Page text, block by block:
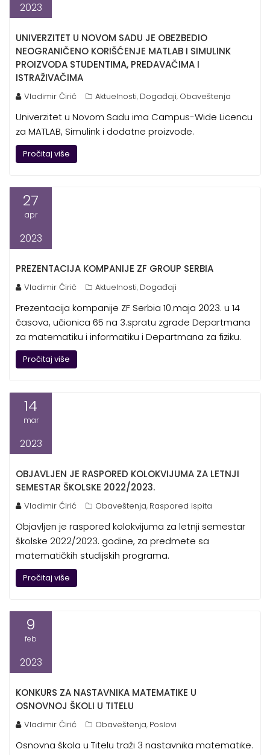
2023
UNIVERZITET U NOVOM SADU JE OBEZBEDIO
NEOGRANIČENO KORIŠĆENJE MATLAB I SIMULINK
PROIZVODA STUDENTIMA, PREDAVAČIMA I
ISTRAŽIVAČIMA
Vladimir Ćirić Aktuelnosti, Događaji, Obaveštenja
Univerzitet u Novom Sadu ima Campus-Wide Licencu
za MATLAB, Simulink i dodatne proizvode.
Pročitaj više
27
apr
2023
PREZENTACIJA KOMPANIJE ZF GROUP SERBIA
Vladimir Ćirić Aktuelnosti, Događaji
Prezentacija kompanije ZF Serbia 10.maja 2023. u 14
časova, učionica 65 na 3.spratu zgrade Departmana
za matematiku i informatiku i Departmana za fiziku.
Pročitaj više
14
mar
2023
OBJAVLJEN JE RASPORED KOLOKVIJUMA ZA LETNJI
SEMESTAR ŠKOLSKE 2022/2023.
Vladimir Ćirić Obaveštenja, Raspored ispita
Objavljen je raspored kolokvijuma za letnji semestar
školske 2022/2023. godine, za predmete sa
matematičkih studijskih programa.
Pročitaj više
9
feb
2023
KONKURS ZA NASTAVNIKA MATEMATIKE U
OSNOVNOJ ŠKOLI U TITELU
Vladimir Ćirić Obaveštenja, Poslovi
Osnovna škola u Titelu traži 3 nastavnika matematike.